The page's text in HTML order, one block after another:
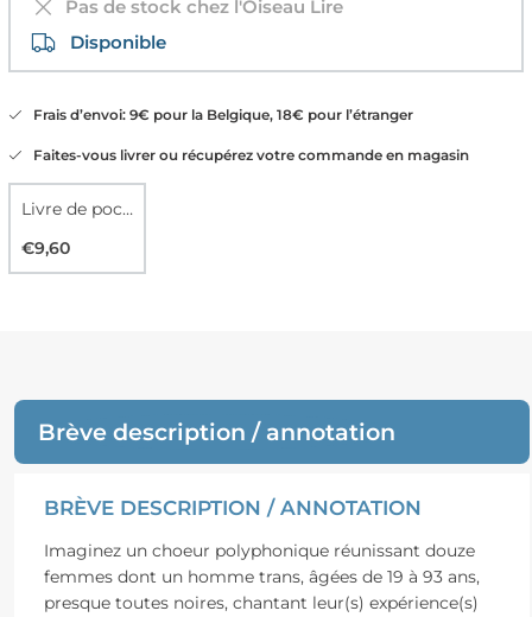
Pas de stock chez l'Oiseau Lire
Disponible
Frais d’envoi: 9€ pour la Belgique, 18€ pour l’étranger
Faites-vous livrer ou récupérez votre commande en magasin
Livre de poche
€9,60
Brève description / annotation
BRÈVE DESCRIPTION / ANNOTATION
Imaginez un choeur polyphonique réunissant douze
femmes dont un homme trans, âgées de 19 à 93 ans,
presque toutes noires, chantant leur(s) expérience(s)